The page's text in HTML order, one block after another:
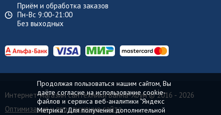
Приём и обработка заказов
Пн-Вс 9:00-21:00
Без выходных
Интернет-магазин сантехники Ванна-Хоум© 2016 - 2026
Оптимизация и продвижение сайта
Продолжая пользоваться нашим сайтом, Вы
даёте согласие на использование cookie-
файлов и сервиса веб-аналитики "Яндекс
Метрика". Для получения дополнительной